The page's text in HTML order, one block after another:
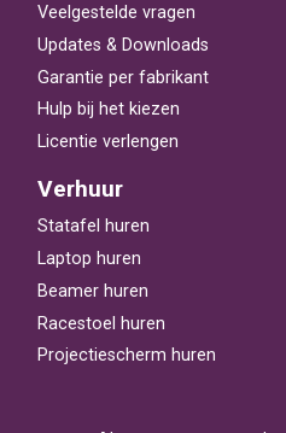
Veelgestelde vragen
Updates & Downloads
Garantie per fabrikant
Hulp bij het kiezen
Licentie verlengen
Verhuur
Statafel huren
Laptop huren
Beamer huren
Racestoel huren
Projectiescherm huren